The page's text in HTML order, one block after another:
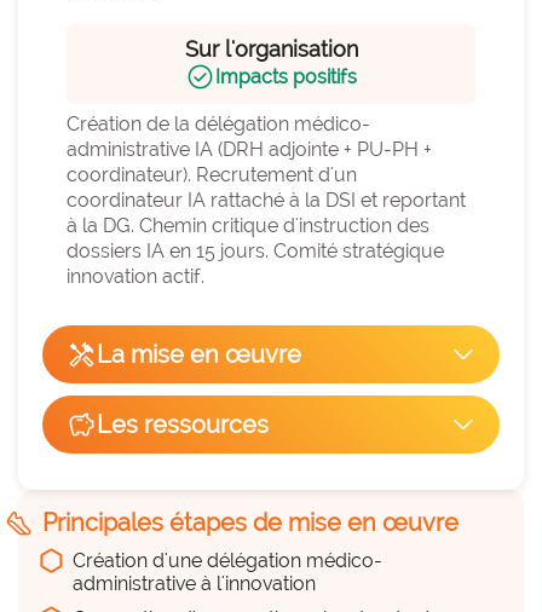
steps Principales étapes de mise en œuvre
Création d'une délégation médico-
administrative à l'innovation
Sur l'organisation
check_circleImpacts positifs
Création de la délégation médico-
administrative IA (DRH adjointe + PU-PH +
coordinateur). Recrutement d'un
coordinateur IA rattaché à la DSI et reportant
à la DG. Chemin critique d'instruction des
dossiers IA en 15 jours. Comité stratégique
innovation actif.
handymanLa mise en œuvre arrow_forward_ios
hexagon_r0
8
Remplace une pratique existante
cancelNON
savingsLes ressources arrow_forward_ios
hexagon_r0
a considérer